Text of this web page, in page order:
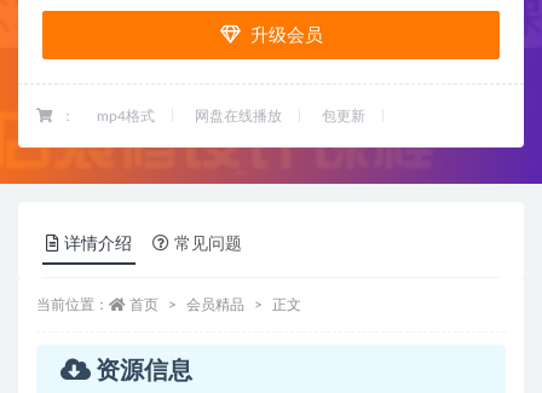
升级会员
： mp4格式 网盘在线播放 包更新
详情介绍 常见问题
当前位置： 首页 会员精品 正文
资源信息